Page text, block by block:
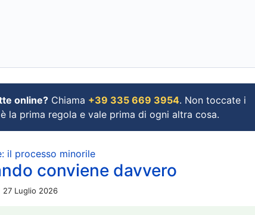
online? Chiama +39 335 669 3954. Non toccate i
la prima regola e vale prima di ogni altra cosa.
il processo minorile
conviene davvero
27 Luglio 2026